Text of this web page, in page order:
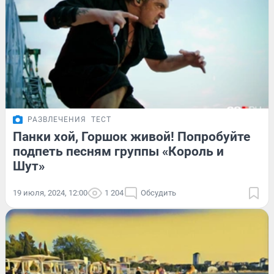
РАЗВЛЕЧЕНИЯ ТЕСТ
Панки хой, Горшок живой! Попробуйте
подпеть песням группы «Король и
Шут»
19 июля, 2024, 12:00 1 204 Обсудить